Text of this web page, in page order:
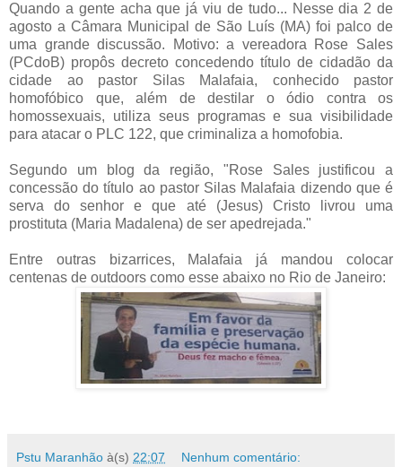
Quando a gente acha que já viu de tudo... Nesse dia 2 de
agosto a Câmara Municipal de São Luís (MA) foi palco de
uma grande discussão. Motivo: a vereadora Rose Sales
(PCdoB) propôs decreto concedendo título de cidadão da
cidade ao pastor Silas Malafaia, conhecido pastor
homofóbico que, além de destilar o ódio contra os
homossexuais, utiliza seus programas e sua visibilidade
para atacar o PLC 122, que criminaliza a homofobia.
Segundo um blog da região, "Rose Sales justificou a
concessão do título ao pastor Silas Malafaia dizendo que é
serva do senhor e que até (Jesus) Cristo livrou uma
prostituta (Maria Madalena) de ser apedrejada."
Entre outras bizarrices, Malafaia já mandou colocar
centenas de outdoors como esse abaixo no Rio de Janeiro:
Pstu Maranhão à(s) 22:07 Nenhum comentário: